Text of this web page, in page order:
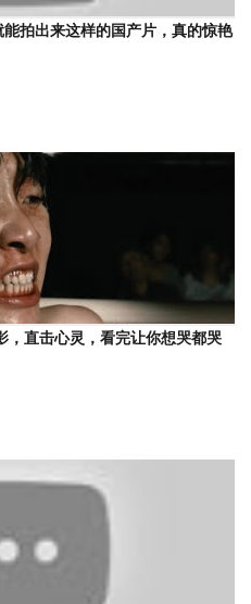
拍出来这样的国产片，真的惊艳
，直击心灵，看完让你想哭都哭